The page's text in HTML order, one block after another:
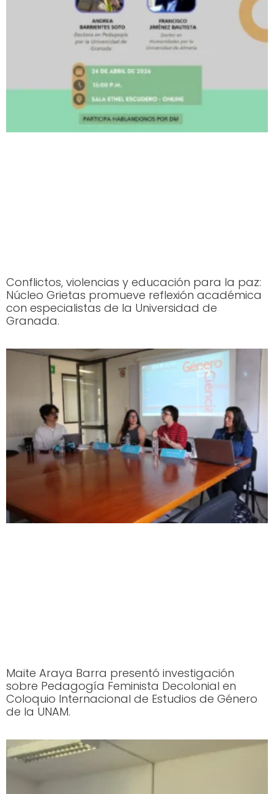
Conflictos, violencias y educación para la paz:
Núcleo Grietas promueve reflexión académica
con especialistas de la Universidad de
Granada.
Maite Araya Barra presentó investigación
sobre Pedagogía Feminista Decolonial en
Coloquio Internacional de Estudios de Género
de la UNAM.